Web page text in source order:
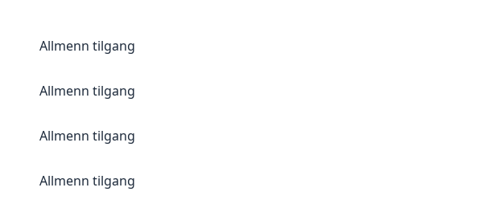
Allmenn tilgang
Allmenn tilgang
Allmenn tilgang
Allmenn tilgang